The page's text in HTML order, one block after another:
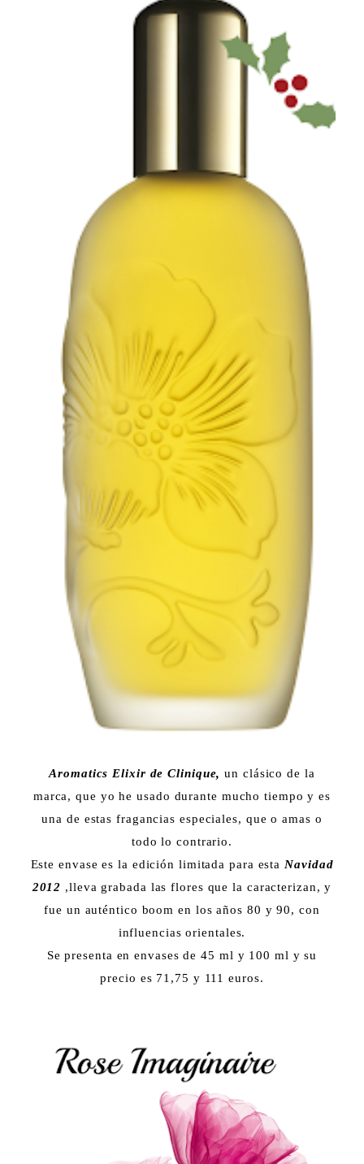
Aromatics Elixir de Clinique, un clásico de la
marca, que yo he usado durante mucho tiempo y es
una de estas fragancias especiales, que o amas o
todo lo contrario.
Este envase es la edición limitada para esta Navidad
2012 ,lleva grabada las flores que la caracterizan, y
fue un auténtico boom en los años 80 y 90, con
influencias orientales.
Se presenta en envases de 45 ml y 100 ml y su
precio es 71,75 y 111 euros.